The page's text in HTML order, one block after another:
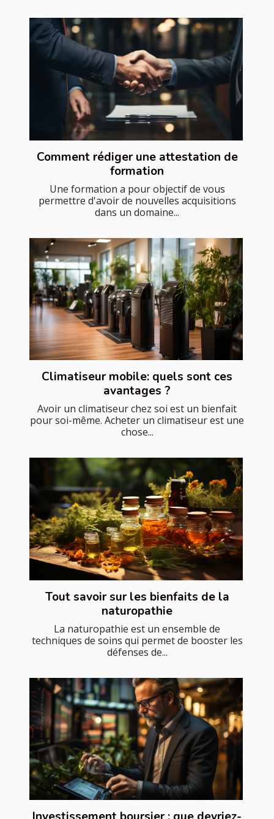
Comment rédiger une attestation de
formation
Une formation a pour objectif de vous
permettre d'avoir de nouvelles acquisitions
dans un domaine...
Climatiseur mobile: quels sont ces
avantages ?
Avoir un climatiseur chez soi est un bienfait
pour soi-même. Acheter un climatiseur est une
chose...
Tout savoir sur les bienfaits de la
naturopathie
La naturopathie est un ensemble de
techniques de soins qui permet de booster les
défenses de...